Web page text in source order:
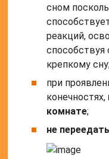
сном
реакций,
крепкому
при
конечностях,
комнате;
не